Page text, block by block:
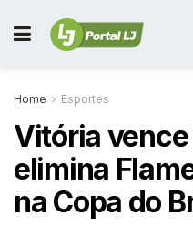
Home Esportes
Vitória vence
elimina
na Copa do